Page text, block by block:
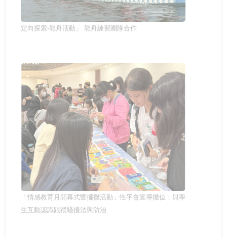
定向探索-龍舟活動」 龍舟練習團隊合作
「情感教育月開幕式暨擺攤活動」性平會宣導攤位：與學
生互動認識跟蹤騷擾法與防治